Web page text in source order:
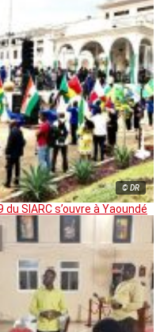
© DR
du SIARC s’ouvre à Yaoundé